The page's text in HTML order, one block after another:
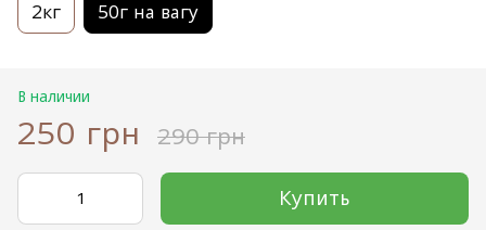
2кг 50г на вагу
В наличии
250 грн 290 грн
Купить